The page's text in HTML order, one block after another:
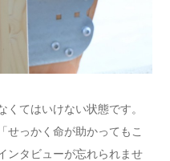
てはいけない状態です。
せっかく命が助かってもこ
ンタビューが忘れられませ